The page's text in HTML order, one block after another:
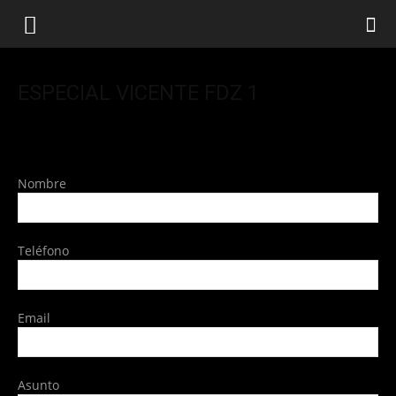
Nombre
Teléfono
Email
Asunto